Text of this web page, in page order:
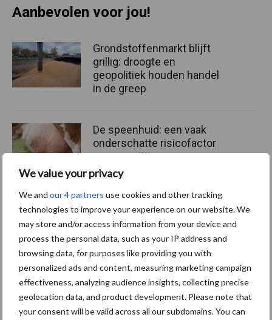
We value your privacy
We and our 4 partners use cookies and other tracking
technologies to improve your experience on our website. We
may store and/or access information from your device and
process the personal data, such as your IP address and
browsing data, for purposes like providing you with
personalized ads and content, measuring marketing campaign
effectiveness, analyzing audience insights, collecting precise
geolocation data, and product development. Please note that
your consent will be valid across all our subdomains. You can
Aanbevolen voor jou!
Grondstoffenmarkt blijft
grillig: droogte en
geopolitiek houden handel
in de greep
De speenhuid: een vaak
onderschatte risicofactor
voor mastitis
ForFarmers ziet volume en
marktaandeel groeien in
krimpende Nederlandse
markt
Themapagina's